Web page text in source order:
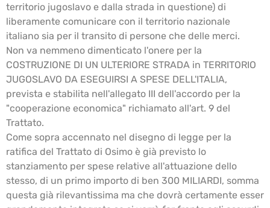
territorio jugoslavo e dalla strada in questione) di
liberamente comunicare con il territorio nazionale
italiano sia per il transito di persone che delle merci.
Non va nemmeno dimenticato l'onere per la
COSTRUZIONE DI UN ULTERIORE STRADA in TERRITORIO
JUGOSLAVO DA ESEGUIRSI A SPESE DELL'ITALIA,
prevista e stabilita nell'allegato III dell'accordo per la
"cooperazione economica" richiamato all'art. 9 del
Trattato.
Come sopra accennato nel disegno di legge per la
ratifica del Trattato di Osimo è già previsto lo
stanziamento per spese relative all'attuazione dello
stesso, di un primo importo di ben 300 MILIARDI, somma
questa già rilevantissima ma che dovrà certamente esser